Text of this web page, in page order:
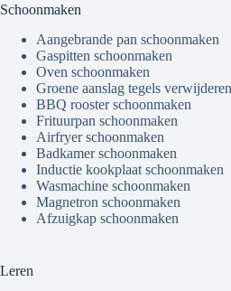
Schoonmaken
Aangebrande pan schoonmaken
Gaspitten schoonmaken
Oven schoonmaken
Groene aanslag tegels
BBQ rooster schoonmaken
Frituurpan schoonmaken
Airfryer schoonmaken
Badkamer schoonmaken
Inductie kookplaat schoonmaken
Wasmachine schoonmaken
Magnetron schoonmaken
Afzuigkap schoonmaken
Leren